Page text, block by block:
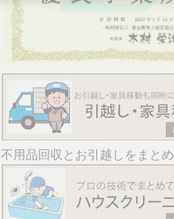
不用品回収とお引越しをまと